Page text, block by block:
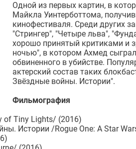
Одной из первых картин, в
Майкла Уинтерботтома,
кинофестиваля. Среди других
"Стрингер", "Четыре льва",
хорошо принятый критиками и
ночью", в котором Ахмед
обвиненного в убийстве.
актерский состав таких
Звёздные войны. Истории".
Фильмография
of Tiny Lights/ (2016)
Истории /Rogue One: A Star